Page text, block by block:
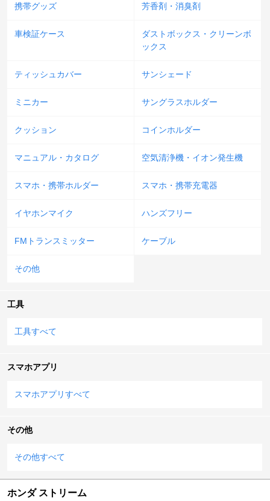
携帯グッズ 芳香剤・消臭剤
車検証ケース
ダストボックス・クリーンボ
ックス
ティッシュカバー サンシェード
ミニカー サングラスホルダー
クッション コインホルダー
マニュアル・カタログ 空気清浄機・イオン発生機
スマホ・携帯ホルダー スマホ・携帯充電器
イヤホンマイク ハンズフリー
FMトランスミッター ケーブル
その他
工具
工具すべて
スマホアプリ
スマホアプリすべて
その他
その他すべて
ホンダ ストリーム